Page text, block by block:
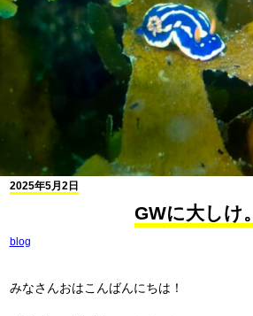
2025年5月2日
GWに大しけ。
blog
みなさんおはこんばんにちは！